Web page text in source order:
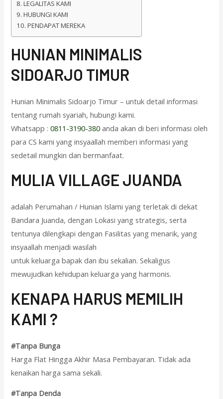
LEGALITAS KAMI
HUBUNGI KAMI
PENDAPAT MEREKA
HUNIAN MINIMALIS
SIDOARJO TIMUR
Hunian Minimalis Sidoarjo Timur – untuk detail informasi
tentang rumah syariah, hubungi kami.
Whatsapp :0811-3190-380 anda akan di beri informasi oleh
para CS kami yang insyaallah memberi informasi yang
sedetail mungkin dan bermanfaat.
MULIA VILLAGE JUANDA
adalah Perumahan / Hunian Islami yang terletak di dekat
Bandara Juanda, dengan Lokasi yang strategis, serta
tentunya dilengkapi dengan Fasilitas yang menarik, yang
insyaallah menjadi wasilah
untuk keluarga bapak dan ibu sekalian. Sekaligus
mewujudkan kehidupan keluarga yang harmonis.
KENAPA HARUS MEMILIH
KAMI ?
#Tanpa Bunga
Harga Flat Hingga Akhir Masa Pembayaran. Tidak ada
kenaikan harga sama sekali.
#Tanpa Denda